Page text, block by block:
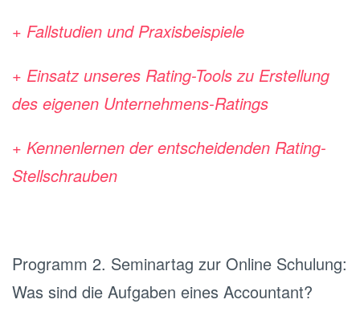
+ Fallstudien und Praxisbeispiele
+ Einsatz unseres Rating-Tools zu Erstellung
des eigenen Unternehmens-Ratings
+ Kennenlernen der entscheidenden Rating-
Stellschrauben
Programm 2. Seminartag zur Online Schulung:
Was sind die Aufgaben eines Accountant?